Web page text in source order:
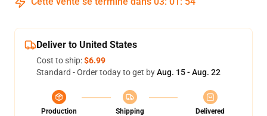
Deliver to United States
Cost to ship:$6.99
Standard - Order today to get byAug. 15 - Aug. 22
Production
Shipping
Delivered